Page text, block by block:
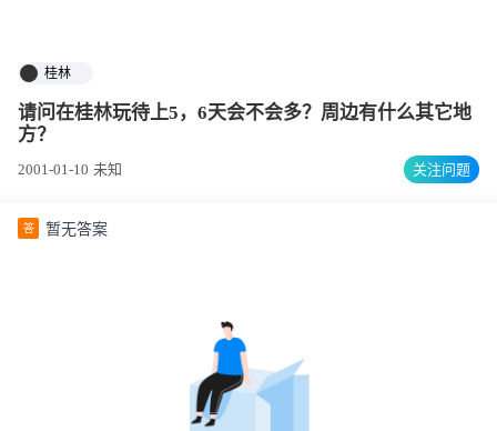
桂林
请问在桂林玩待上5，6天会不会多？周边有什么其它地
方？
2001-01-10 未知 关注问题
答 暂无答案